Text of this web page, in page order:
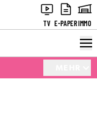
TV E-PAPERIMMO